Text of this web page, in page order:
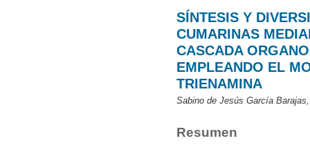
SÍNTESIS Y
CUMARINAS
CASCADA
EMPLEANDO EL
TRIENAMINA
Sabino de Jesús García
Resumen